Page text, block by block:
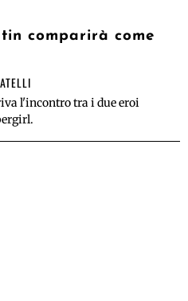
comparirà come
l'incontro tra i due eroi